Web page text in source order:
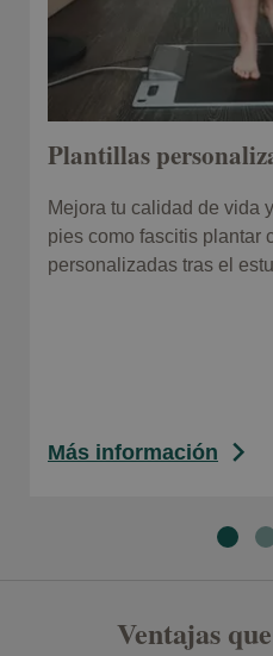
Plantillas
Mejora tu calidad de vida
pies como fascitis plantar
personalizadas tras el
Más información
Ventajas